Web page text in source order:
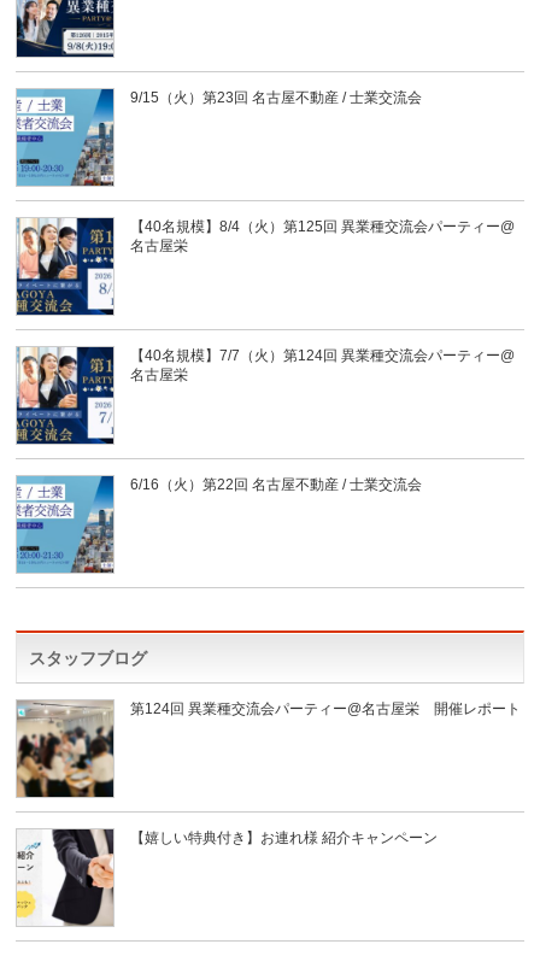
9/15（火）第23回 名古屋不動産 / 士業交流会
【40名規模】8/4（火）第125回 異業種交流会パーティー@
名古屋栄
【40名規模】7/7（火）第124回 異業種交流会パーティー@
名古屋栄
6/16（火）第22回 名古屋不動産 / 士業交流会
スタッフブログ
第124回 異業種交流会パーティー@名古屋栄 開催レポート
【嬉しい特典付き】お連れ様 紹介キャンペーン